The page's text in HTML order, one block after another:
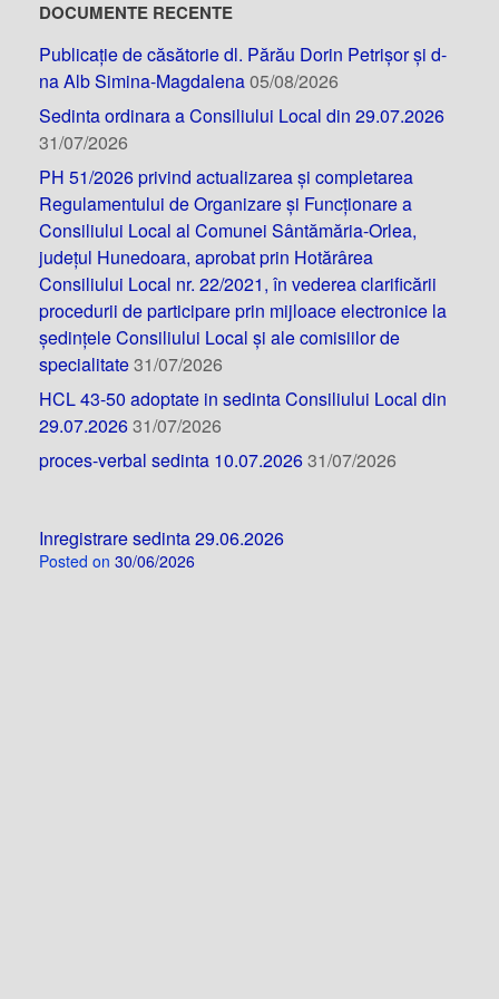
DOCUMENTE RECENTE
Publicație de căsătorie dl. Părău Dorin Petrișor și d-
na Alb Simina-Magdalena05/08/2026
Sedinta ordinara a Consiliului Local din 29.07.2026
31/07/2026
PH 51/2026 privind actualizarea și completarea
Regulamentului de Organizare și Funcționare a
Consiliului Local al Comunei Sântămăria-Orlea,
județul Hunedoara, aprobat prin Hotărârea
Consiliului Local nr. 22/2021, în vederea clarificării
procedurii de participare prin mijloace electronice la
ședințele Consiliului Local și ale comisiilor de
specialitate31/07/2026
HCL 43-50 adoptate in sedinta Consiliului Local din
29.07.202631/07/2026
proces-verbal sedinta 10.07.202631/07/2026
Inregistrare sedinta 29.06.2026
Posted on 30/06/2026